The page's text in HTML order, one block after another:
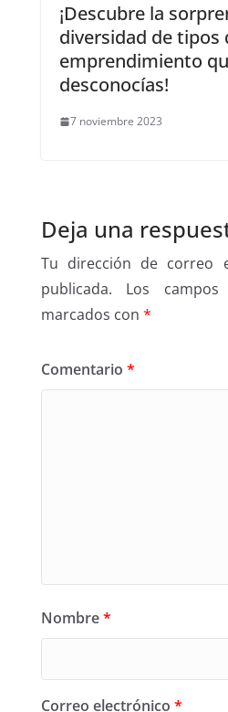
¡Descubre la
diversidad de tipos
emprendimiento
desconocías!
7 noviembre 2023
Deja una
Tu dirección de correo
publicada.
Los
marcados con *
Comentario *
Nombre*
Correo electrónico *